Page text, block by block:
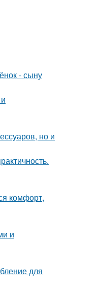
- сыну
но и
комфорт,
и
для